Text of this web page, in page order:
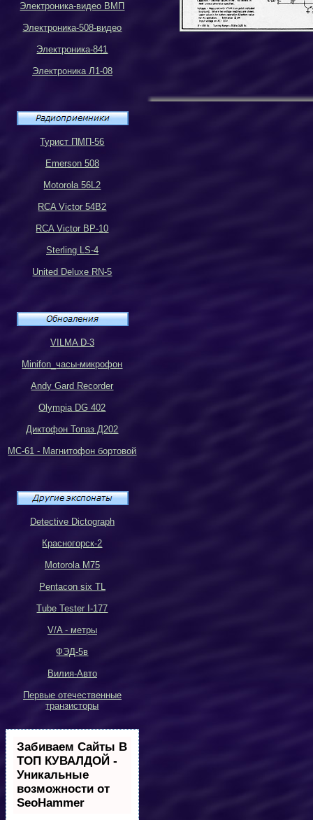
Электроника-видео ВМП
Электроника-508-видео
Электроника-841
Электроника Л1-08
Турист ПМП-56
Emerson 508
Motorola 56L2
RCA Victor 54B2
RCA Victor BP-10
Sterling LS-4
United Deluxe RN-5
VILMA D-3
Minifon_часы-микрофон
Andy Gard Recorder
Olympia DG 402
Диктофон Топаз Д202
МС-61 - Магнитофон бортовой
Detective Dictograph
Красногорск-2
Motorola M75
Pentacon six TL
Tube Tester I-177
V/A - метры
ФЭД-5в
Вилия-Авто
Первые отечественные
транзисторы
Забиваем Сайты В
ТОП КУВАЛДОЙ -
Уникальные
возможности от
SeoHammer